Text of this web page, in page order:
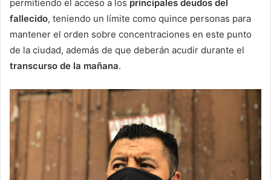
permitiendo el acceso a los principales deudos del
fallecido, teniendo un límite como quince personas para
mantener el orden sobre concentraciones en este punto
de la ciudad, además de que deberán acudir durante el
transcurso de la mañana.